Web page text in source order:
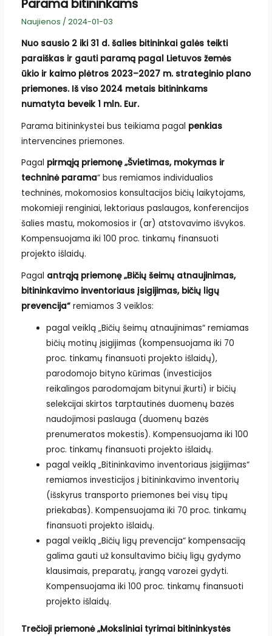
Parama bitininkams
Naujienos / 2024-01-03
Nuo sausio 2 iki 31 d. šalies bitininkai galės teikti
paraiškas ir gauti paramą pagal Lietuvos žemės
ūkio ir kaimo plėtros 2023–2027 m. strateginio plano
priemones. Iš viso 2024 metais bitininkams
numatyta beveik 1 mln. Eur.
Parama bitininkystei bus teikiama pagal penkias
intervencines priemones.
Pagal pirmąją priemonę „Švietimas, mokymas ir
techninė parama“ bus remiamos individualios
techninės, mokomosios konsultacijos bičių laikytojams,
mokomieji renginiai, lektoriaus paslaugos, konferencijos
šalies mastu, mokomosios ir (ar) atstovavimo išvykos.
Kompensuojama iki 100 proc. tinkamų finansuoti
projekto išlaidų.
Pagal antrąją priemonę „Bičių šeimų atnaujinimas,
bitininkavimo inventoriaus įsigijimas, bičių ligų
prevencija“remiamos 3 veiklos:
pagal veiklą „Bičių šeimų atnaujinimas“ remiamas
bičių motinų įsigijimas (kompensuojama iki 70
proc. tinkamų finansuoti projekto išlaidų),
parodomojo bityno kūrimas (investicijos
reikalingos parodomajam bitynui įkurti) ir bičių
selekcijai skirtos tarptautinės duomenų bazės
naudojimosi paslauga (duomenų bazės
prenumeratos mokestis). Kompensuojama iki 100
proc. tinkamų finansuoti projekto išlaidų.
pagal veiklą „Bitininkavimo inventoriaus įsigijimas“
remiamos investicijos į bitininkavimo inventorių
(išskyrus transporto priemones bei visų tipų
priekabas). Kompensuojama iki 70 proc. tinkamų
finansuoti projekto išlaidų.
pagal veiklą „Bičių ligų prevencija“ kompensaciją
galima gauti už konsultavimo bičių ligų gydymo
klausimais, preparatų, įrangą varozei gydyti.
Kompensuojama iki 100 proc. tinkamų finansuoti
projekto išlaidų.
Trečioji priemonė „Moksliniai tyrimai bitininkystės